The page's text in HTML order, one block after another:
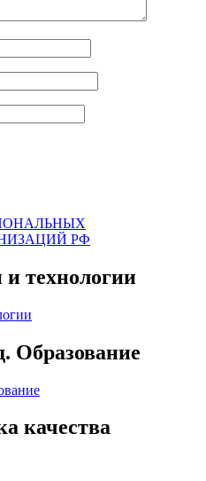
и технологии
Образование
качества